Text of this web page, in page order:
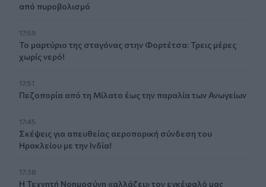
από πυροβολισμό
17:59
Το μαρτύριο της σταγόνας στην Φορτέτσα: Τρεις μέρες
χωρίς νερό!
17:51
Πεζοπορία από τη Μίλατο έως την παραλία των Ανωγείων
17:45
Σκέψεις για απευθείας αεροπορική σύνδεση του
Ηρακλείου με την Ινδία!
17:38
Η Τεχνητή Νοημοσύνη «αλλάζει» τον εγκέφαλό μας